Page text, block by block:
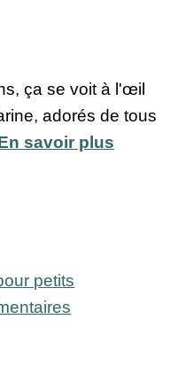
ça se voit à l'œil
adorés de tous
savoir plus
petits